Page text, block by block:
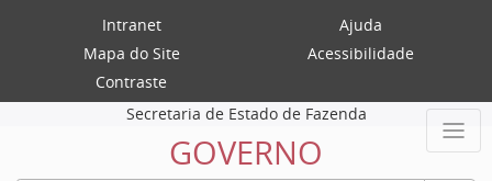
Intranet
Ajuda
Mapa do Site
Acessibilidade
Contraste
Secretaria de Estado de Fazenda
GOVERNO